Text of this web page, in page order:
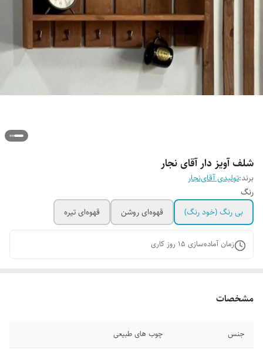
شلف آویز دار آقای نجار
برند:تولیدی آقای‌نجار
رنگ
بی رنگ (خود رنگ)
قهوه‌ای روشن قهوه‌ای تیره
زمان آماده‌سازی 15 روز کاری
مشخصات
جنس چوب های طبیعی